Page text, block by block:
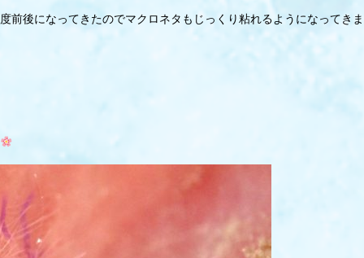
前後になってきたのでマクロネタもじっくり粘れるようになってき